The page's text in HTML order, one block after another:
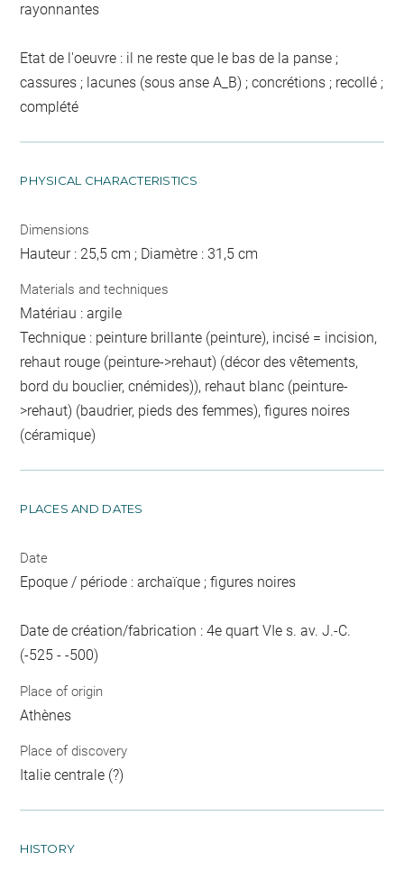
rayonnantes
Etat de l'oeuvre : il ne reste que le bas de la panse ;
cassures ; lacunes (sous anse A_B) ; concrétions ; recollé ;
complété
PHYSICAL CHARACTERISTICS
Dimensions
Hauteur : 25,5 cm ; Diamètre : 31,5 cm
Materials and techniques
Matériau : argile
Technique : peinture brillante (peinture), incisé = incision,
rehaut rouge (peinture->rehaut) (décor des vêtements,
bord du bouclier, cnémides)), rehaut blanc (peinture-
>rehaut) (baudrier, pieds des femmes), figures noires
(céramique)
PLACES AND DATES
Date
Epoque / période : archaïque ; figures noires
Date de création/fabrication : 4e quart VIe s. av. J.-C.
(-525 - -500)
Place of origin
Athènes
Place of discovery
Italie centrale (?)
HISTORY